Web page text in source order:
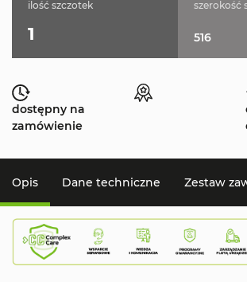
ilość szczotek
1
szerokość
516
dostępny na
zamówienie
Opis Dane techniczne Zestaw